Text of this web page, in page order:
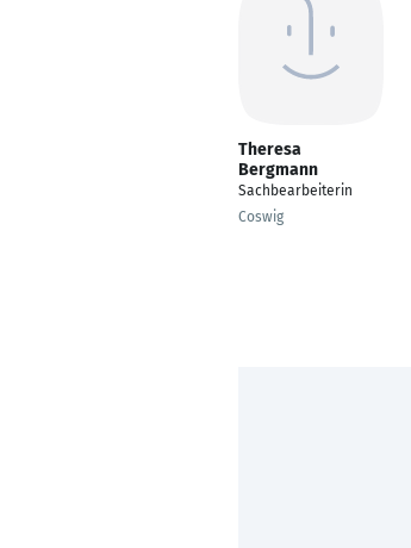
Theresa
Bergmann
Sachbearbeiterin
Coswig